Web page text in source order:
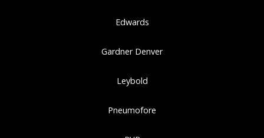
Edwards
Gardner Denver
Leybold
Pneumofore